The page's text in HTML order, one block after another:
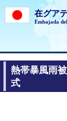
在グア
Embajada
熱帯暴風雨
式